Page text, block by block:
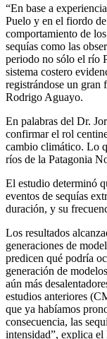
“En base a
Puelo y en el fiordo
comportamiento de
sequías como las
periodo no sólo el río
sistema costero
registrándose un
Rodrigo Aguayo.
En palabras del Dr.
confirmar el rol
cambio climático. Lo
ríos de la Patagonia
El estudio determinó
eventos de sequías
duración, y su
Los resultados
generaciones de
predicen qué podría
generación de
aún más
estudios anteriores
que ya habíamos
consecuencia, las
intensidad”, explica